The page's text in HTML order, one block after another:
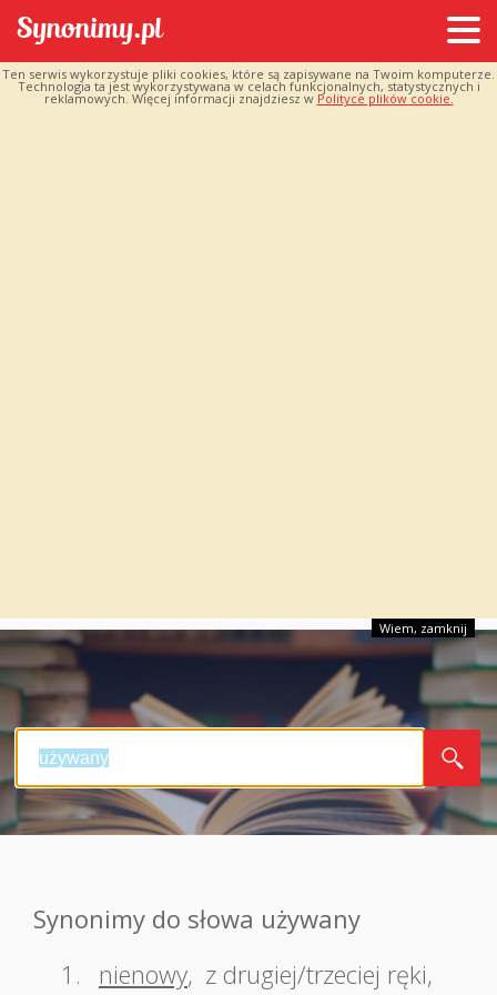
Ten serwis wykorzystuje pliki cookies, które są zapisywane na Twoim komputerze.
Technologia ta jest wykorzystywana w celach funkcjonalnych, statystycznych i
reklamowych. Więcej informacji znajdziesz w Polityce plików cookie.
Wiem, zamknij
Synonimy do słowa używany
1.
nienowy, z drugiej/trzeciej ręki,